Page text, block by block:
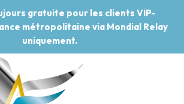
gratuite pour les clients VIP-
métropolitaine via Mondial Relay
uniquement.